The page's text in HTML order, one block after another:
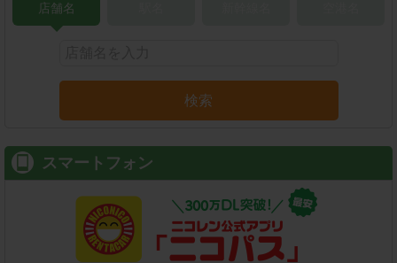
店舗名
検索
スマートフォン